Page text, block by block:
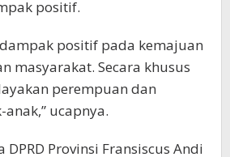
positif.
positif pada kemajuan
masyarakat. Secara khusus
perempuan dan
ucapnya.
DPRD Provinsi Fransiscus Andi